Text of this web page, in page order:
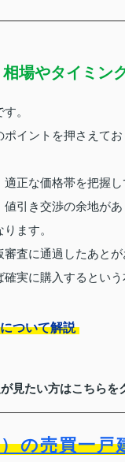
場やタイミン
。
イントを押さえてお
正な価格帯を把握し
引き交渉の余地があ
ます。
査に通過したあとが
実に購入するという
ついて解説
見たい方はこちらを
の売買一戸